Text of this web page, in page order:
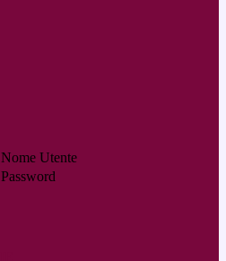
Nome Utente
Password